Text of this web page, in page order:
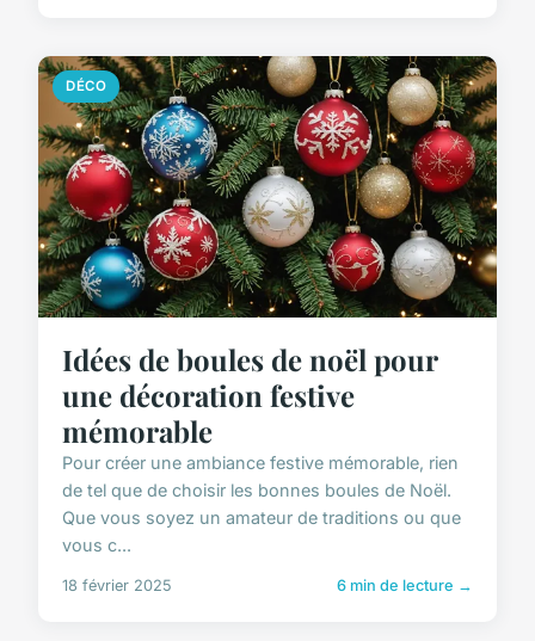
DÉCO
Idées de boules de noël pour
une décoration festive
mémorable
Pour créer une ambiance festive mémorable, rien
de tel que de choisir les bonnes boules de Noël.
Que vous soyez un amateur de traditions ou que
vous c...
18 février 2025 6 min de lecture →